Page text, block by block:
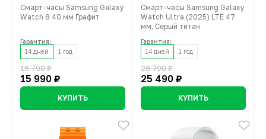
Смарт-часы Samsung Galaxy
Watch 8 40 мм Графит
Гарантия:
14 дней
1 год
16 790 ₽
15 990 ₽
КУПИТЬ
Смарт-часы Samsung Galaxy
Watch Ultra (2025) LTE 47
мм, Серый титан
Гарантия:
14 дней
1 год
26 790 ₽
25 490 ₽
КУПИТЬ